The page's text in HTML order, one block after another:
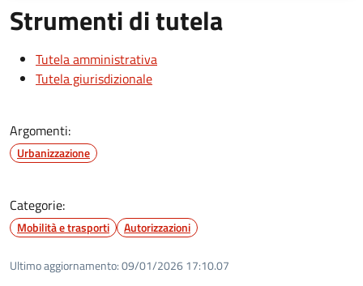
Strumenti di tutela
Tutela amministrativa
Tutela giurisdizionale
Argomenti:
Urbanizzazione
Categorie:
Mobilità e trasporti Autorizzazioni
Ultimo aggiornamento:09/01/2026 17:10.07